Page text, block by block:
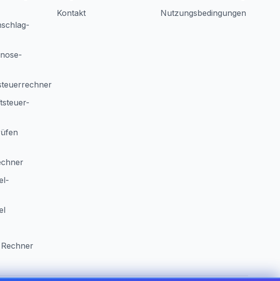
Kontakt
Nutzungsbedingungen